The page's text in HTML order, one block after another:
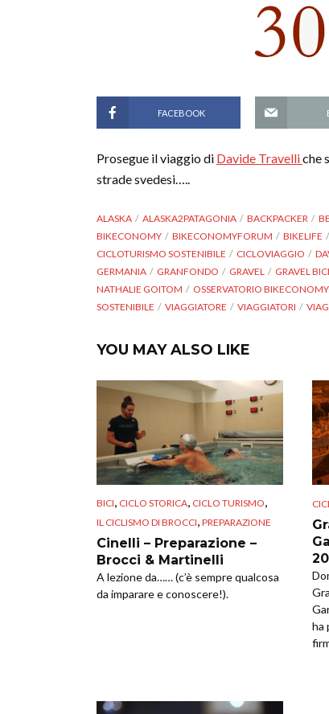
FACEBOOK
Prosegue il viaggio di Davide Travelliche
strade svedesi…..
ALASKA ALASKA2PATAGONIA BACKPACKER
BIKECONOMY
BIKECONOMYFORUM BIKELIFE
CICLOTURISMO SOSTENIBILE
CICLOVIAGGIO
GERMANIA
GRANFONDO GRAVEL GRAVEL BICI
NATHALIE GOITOM
OSSERVATORIO BIKECONOMY
SOSTENIBILE
VIAGGIATORE VIAGGIATORI
YOU MAY ALSO LIKE
BICI, CICLO STORICA, CICLO TURISMO,
IL CICLISMO DI BROCCI, PREPARAZIONE
Cinelli – Preparazione –
Brocci & Martinelli
A lezione da…… (c’è sempre qualcosa
da imparare e conoscere!).
ha